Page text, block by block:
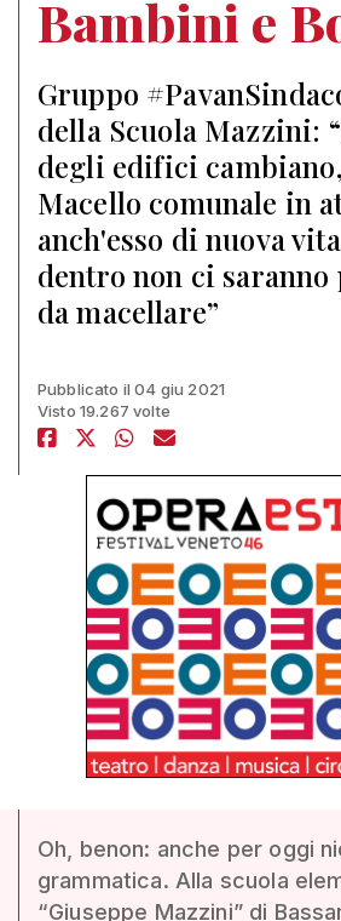
Bambini e
Gruppo
della Scuola Mazzini:
degli edifici
Macello comunale in
anch'esso di nuova
dentro non ci
da macellare”
Pubblicato il 04 giu 2021
Visto 19.267 volte
Oh, benon: anche per oggi
grammatica. Alla scuola
“Giuseppe Mazzini” di